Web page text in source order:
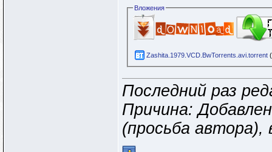
Вложения
Zashita.1979.VCD.BwTorrents.avi.torrent
Последний раз
Причина:
(просьба автора),